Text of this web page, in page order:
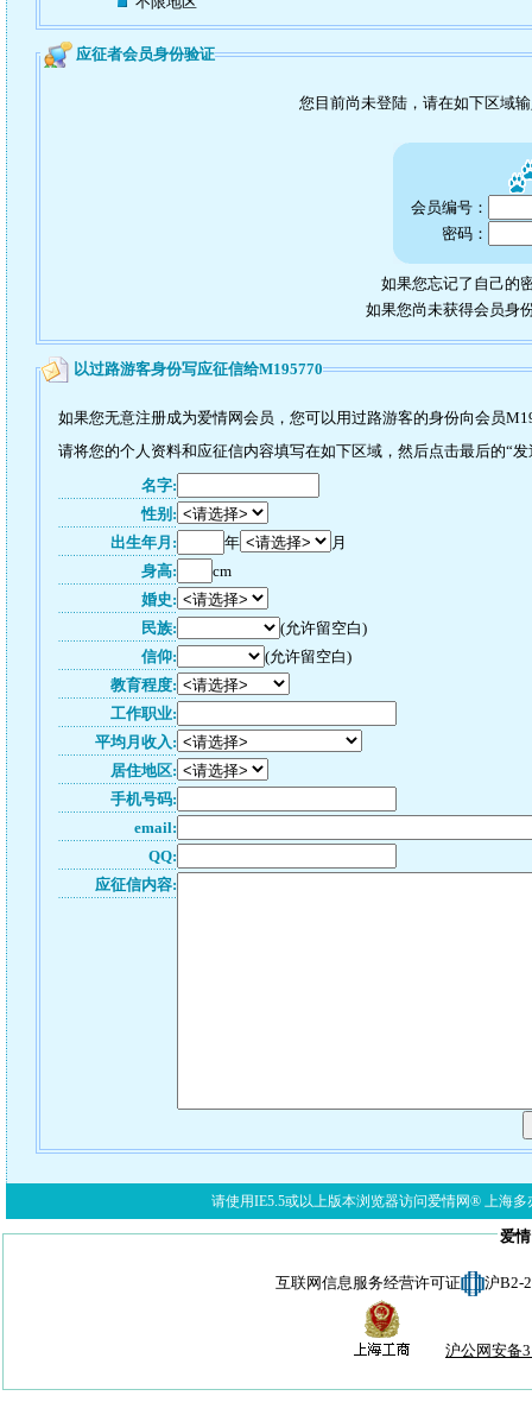
应征者会员身份验证
您目前尚未登陆，请在如下区域
会员编号：
密码：
如果您忘记了自己的
如果您尚未获得会员身
以过路游客身份写应征信给M195770
如果您无意注册成为爱情网会员，您可以用过路游客的身份向会员
请将您的个人资料和应征信内容填写在如下区域，然后点击最后的“
名字:
性别:
出生年月:
年
月
身高:
cm
婚史:
民族:
(允许留空白)
信仰:
(允许留空白)
教育程度:
工作职业:
平均月收入:
居住地区:
手机号码:
email:
QQ:
应征信内容:
请使用IE5.5或以上版本浏览器访问爱情网® 上海多
爱
互联网信息服务经营许可证 沪B2-
沪公网安备